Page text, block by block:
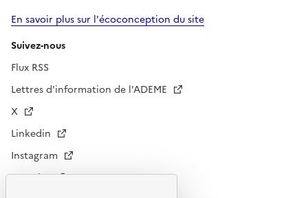
En savoir plus sur l'écoconception du site
Suivez-nous
Flux RSS
Lettres d'information de l'ADEME
X
Linkedin
Instagram
Youtube